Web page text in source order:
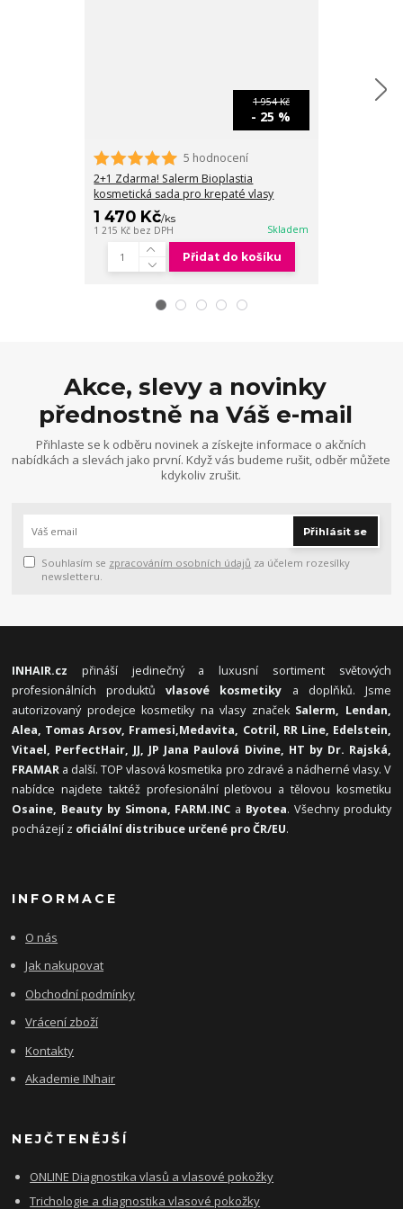
1 954 Kč
- 25 %
5 hodnocení
2+1 Zdarma! Salerm Bioplastia
kosmetická sada pro krepaté vlasy
1 470 Kč/ks
1 215 Kč bez DPH Skladem
Přidat do košíku
Akce, slevy a novinky
přednostně na Váš e-mail
Přihlaste se k odběru novinek a získejte informace o akčních
nabídkách a slevách jako první. Když vás budeme rušit, odběr můžete
kdykoliv zrušit.
Přihlásit se
Souhlasím se zpracováním osobních údajů za účelem rozesílky
newsletteru.
INHAIR.cz přináší jedinečný a luxusní sortiment světových
profesionálních produktůvlasové kosmetiky a doplňků. Jsme
autorizovaný prodejce kosmetiky na vlasy značek Salerm, Lendan,
Alea, Tomas Arsov, Framesi,Medavita, Cotril, RR Line, Edelstein,
Vitael, PerfectHair, JJ, JP Jana Paulová Divine, HT by Dr. Rajská,
FRAMAR a další. TOP vlasová kosmetika pro zdravé a nádherné vlasy. V
nabídce najdete taktéž profesionální pleťovou a tělovou kosmetiku
Osaine, Beauty by Simona, FARM.INC a Byotea. Všechny produkty
pocházejí z oficiální distribuce určené pro ČR/EU.
INFORMACE
O nás
Jak nakupovat
Obchodní podmínky
Vrácení zboží
Kontakty
Akademie INhair
NEJČTENĚJŠÍ
ONLINE Diagnostika vlasů a vlasové pokožky
Trichologie a diagnostika vlasové pokožky